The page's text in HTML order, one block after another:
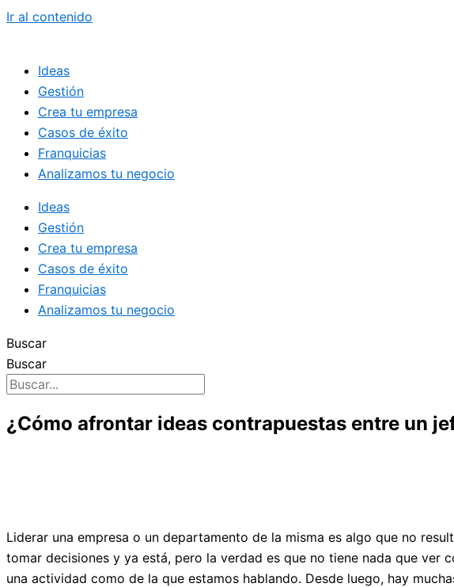
Ir al contenido
Ideas
Gestión
Crea tu empresa
Casos de éxito
Franquicias
Analizamos tu negocio
Ideas
Gestión
Crea tu empresa
Casos de éxito
Franquicias
Analizamos tu negocio
Buscar
Buscar
¿Cómo afrontar ideas contrapuestas entre un
Liderar una empresa o un departamento de la misma es algo que no
tomar decisiones y ya está, pero la verdad es que no tiene nada que ver
una actividad como de la que estamos hablando. Desde luego, hay